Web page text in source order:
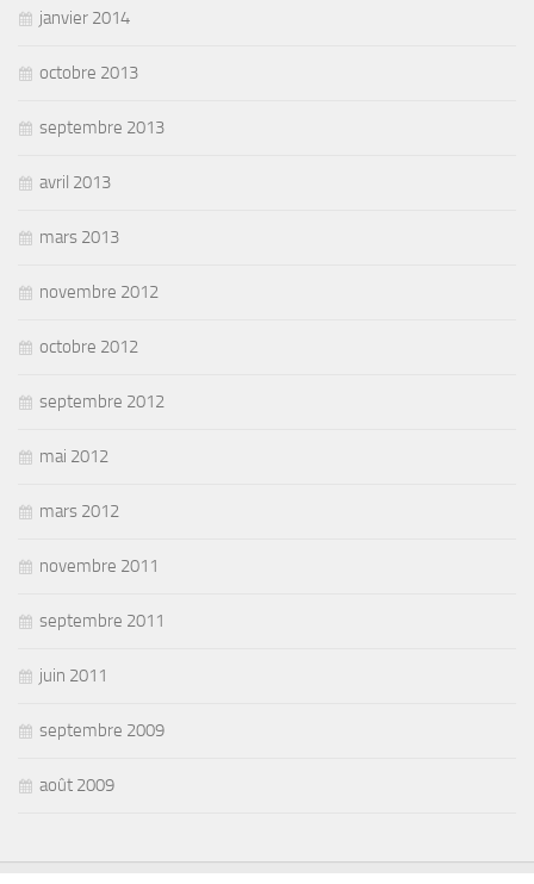
janvier 2014
octobre 2013
septembre 2013
avril 2013
mars 2013
novembre 2012
octobre 2012
septembre 2012
mai 2012
mars 2012
novembre 2011
septembre 2011
juin 2011
septembre 2009
août 2009